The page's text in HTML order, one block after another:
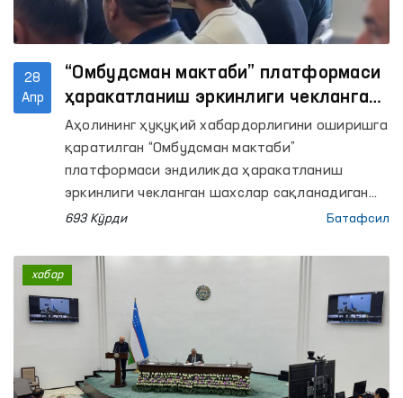
28
Апр
“Омбудсман мактаби” платформаси
ҳаракатланиш эркинлиги чекланган
шахслар сақланадиган ёпиқ
муассасаларда ўтказилмоқда
Аҳолининг ҳуқуқий хабардорлигини оширишга
қаратилган “Омбудсман мактаби”
платформаси эндиликда ҳаракатланиш
эркинлиги чекланган шахслар сақланадиган
ёпиқ муассасаларда ҳам ташкил этилмоқда.
693 Кўрди Батафсил
хабар